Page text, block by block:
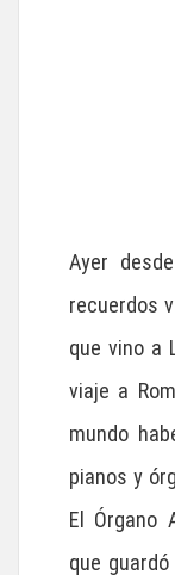
Ayer
recuerdos
que vino a
viaje a
mundo
pianos y
El Órgano
que